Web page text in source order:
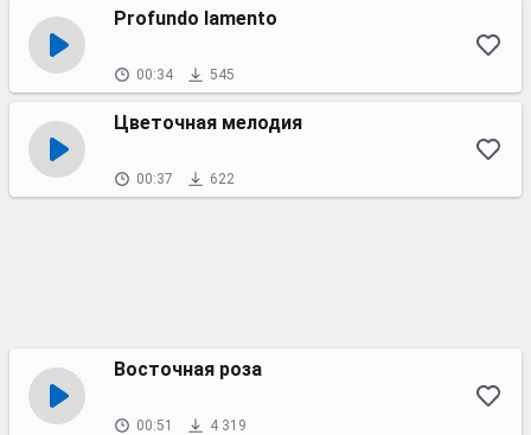
Profundo lamento
00:34 545
Цветочная мелодия
00:37 622
Восточная роза
00:51 4 319